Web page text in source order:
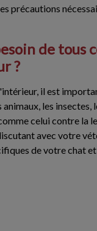
précautions
de tous
?
il est
les
celui contre la
avec votre
de votre chat